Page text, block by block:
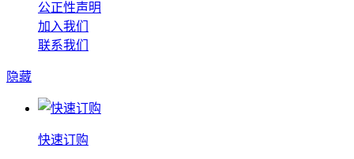
公正性声明
加入我们
联系我们
隐藏
快速订购